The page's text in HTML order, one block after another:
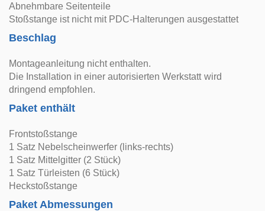
Abnehmbare Seitenteile
Stoßstange ist nicht mit PDC-Halterungen ausgestattet
Beschlag
Montageanleitung nicht enthalten.
Die Installation in einer autorisierten Werkstatt wird
dringend empfohlen.
Paket enthält
Frontstoßstange
1 Satz Nebelscheinwerfer (links-rechts)
1 Satz Mittelgitter (2 Stück)
1 Satz Türleisten (6 Stück)
Heckstoßstange
Paket Abmessungen